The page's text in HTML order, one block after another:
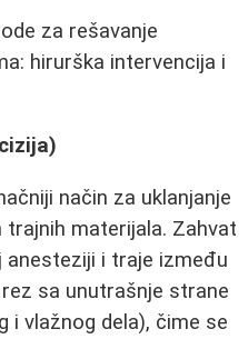
za rešavanje
hirurška intervencija i
način za uklanjanje
trajnih materijala. Zahvat
anesteziji i traje između
sa unutrašnje strane
i vlažnog dela), čime se